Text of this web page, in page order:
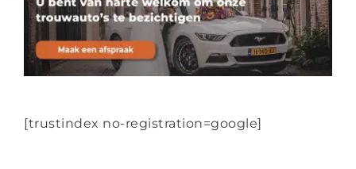
[trustindex no-registration=google]